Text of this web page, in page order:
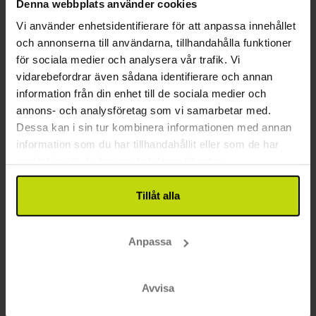
Denna webbplats använder cookies
Vi använder enhetsidentifierare för att anpassa innehållet
och annonserna till användarna, tillhandahålla funktioner
för sociala medier och analysera vår trafik. Vi
vidarebefordrar även sådana identifierare och annan
information från din enhet till de sociala medier och
annons- och analysföretag som vi samarbetar med.
Dessa kan i sin tur kombinera informationen med annan
information som du har tillhandahållit eller som de har
Tillåt alla
Anpassa
Avvisa
∞ Gratis entré till wellnessavdelning
aug pp1839:- sep pp1839:-
Totalt 3678:-
okt
Se mer
BRA PRIS!
Wellness och aktiviteter vid Gardasjön